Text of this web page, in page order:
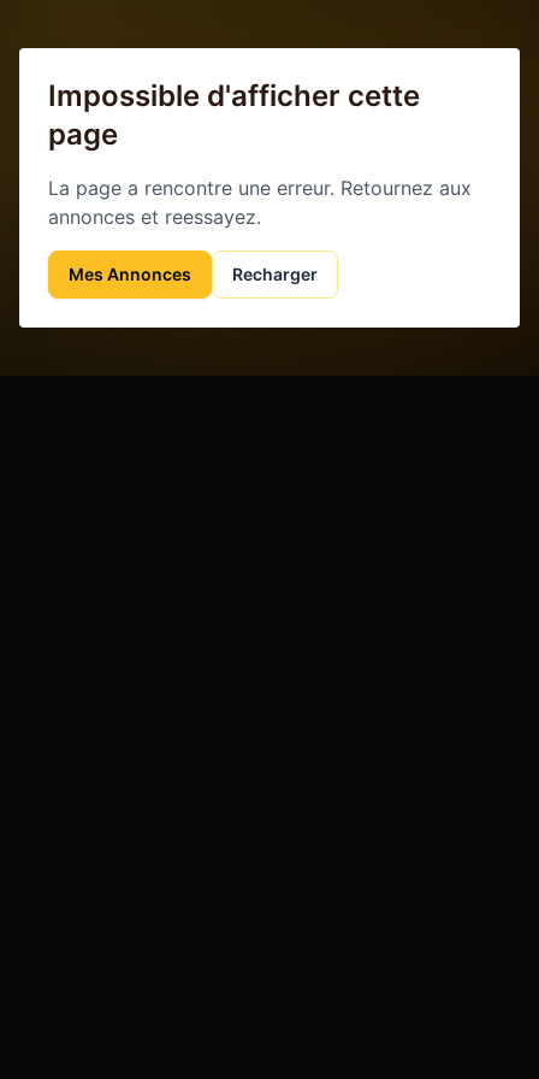
Impossible d'afficher cette
page
La page a rencontre une erreur. Retournez aux
annonces et reessayez.
Mes Annonces Recharger